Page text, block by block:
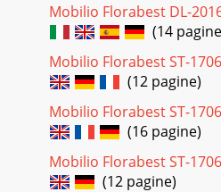
Mobilio Florabest DL-
(14
Mobilio Florabest ST-
(12 pagine)
Mobilio Florabest ST-
(16 pagine)
Mobilio Florabest ST-
(12 pagine)